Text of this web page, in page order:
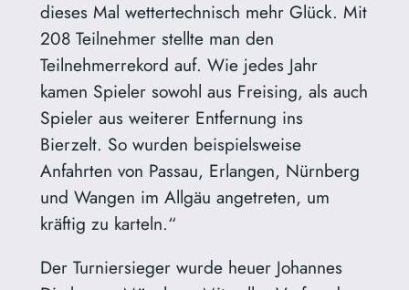
dieses Mal wettertechnisch mehr Glück. Mit
208 Teilnehmer stellte man den
Teilnehmerrekord auf. Wie jedes Jahr
kamen Spieler sowohl aus Freising, als auch
Spieler aus weiterer Entfernung ins
Bierzelt. So wurden beispielsweise
Anfahrten von Passau, Erlangen, Nürnberg
und Wangen im Allgäu angetreten, um
kräftig zu karteln.“
Der Turniersieger wurde heuer Johannes